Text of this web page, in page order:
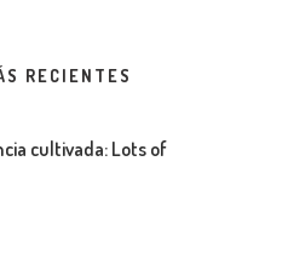
RECIENTES
cultivada: Lots of